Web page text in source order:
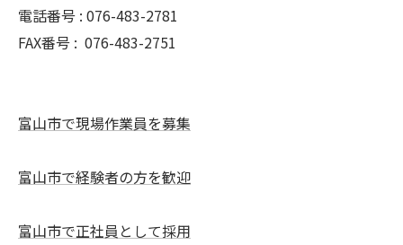
電話番号 : 076-483-2781
FAX番号 : 076-483-2751
富山市で現場作業員を募集
富山市で経験者の方を歓迎
富山市で正社員として採用